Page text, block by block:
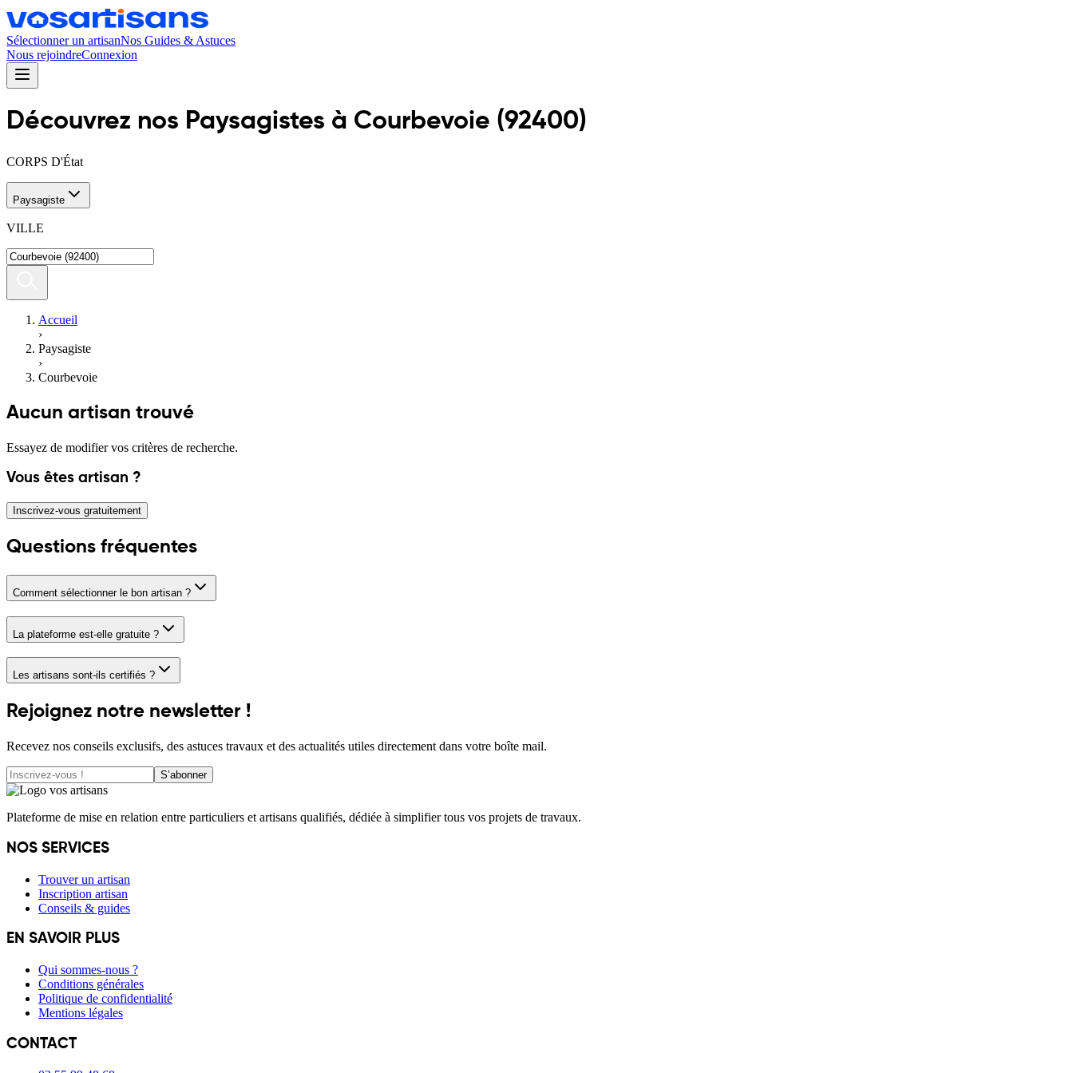
Sélectionner un artisanNos Guides & Astuces
Nous rejoindreConnexion
Découvrez nos Paysagistes à Courbevoie (92400)
CORPS D'État
Paysagiste
VILLE
Accueil
›
Paysagiste
›
Courbevoie
Aucun artisan trouvé
Essayez de modifier vos critères de recherche.
Vous êtes artisan ?
Inscrivez-vous gratuitement
Questions fréquentes
Comment sélectionner le bon artisan ?
La plateforme est-elle gratuite ?
Les artisans sont-ils certifiés ?
Rejoignez notre newsletter !
Recevez nos conseils exclusifs, des astuces travaux et des actualités utiles directement dans votre boîte mail.
S’abonner
Plateforme de mise en relation entre particuliers et artisans qualifiés, dédiée à simplifier tous vos projets de travaux.
NOS SERVICES
Trouver un artisan
Inscription artisan
Conseils & guides
EN SAVOIR PLUS
Qui sommes-nous ?
Conditions générales
Politique de confidentialité
Mentions légales
CONTACT